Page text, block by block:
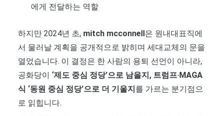
에게 전달하는 역할
하지만 2024년 초, mitch mcconnell은 원내대표직에
서 물러날 계획을 공개적으로 밝히며 세대교체의 문을
열었습니다. 이 결정은 한 사람의 용퇴 선언이 아니라,
공화당이 ‘제도 중심 정당’으로 남을지, 트럼프·MAGA
식 ‘동원 중심 정당’으로 더 기울지를 가르는 분기점으
로 읽힙니다.